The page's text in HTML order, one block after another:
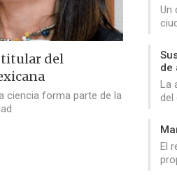
titular del
ciencia forma parte de la
Un
de
La
del
El